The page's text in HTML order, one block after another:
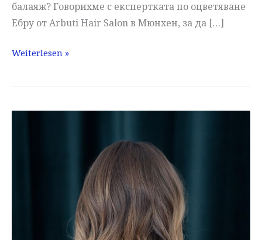
балаяж? Говорихме с експертката по оцветяване
Ебру от Arbuti Hair Salon в Мюнхен, за да […]
балаяж
Weiterlesen »